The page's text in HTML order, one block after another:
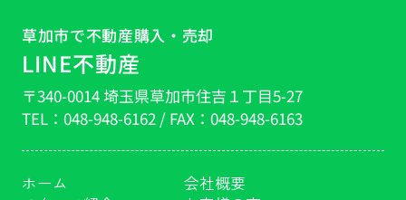
草加市で不動産購入・売却
LINE不動産
〒340-0014 埼玉県草加市住吉１丁目5-27
TEL： 048-948-6162/ FAX： 048-948-6163
ホーム
会社概要